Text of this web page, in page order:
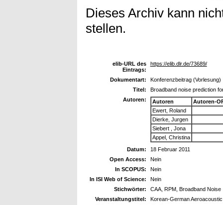
Dieses Archiv kann
stellen.
elib-URL des
Eintrags:
https://elib.dlr.de/73689/
Dokumentart:
Konferenzbeitrag (Vorlesung)
Titel:
Broadband noise prediction
Autoren:
Autoren
Autoren-
Ewert, Roland
Dierke, Jurgen
Siebert , Jona
Appel, Christina
Datum:
18 Februar 2011
Open Access:
Nein
In SCOPUS:
Nein
In ISI Web of Science:
Nein
Stichwörter:
CAA, RPM, Broadband Noise
Veranstaltungstitel:
Korean-German